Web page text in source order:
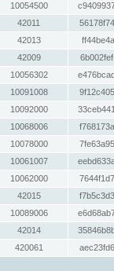
10054500
42011
42013
42009
10056302
10091008
10092000
10068006
10078000
10061007
10062000
42015
10089006
42014
420061